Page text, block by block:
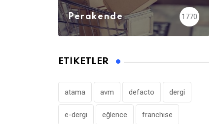
Perakende 1770
ETIKETLER
atama avm defacto dergi
e-dergi eğlence franchise